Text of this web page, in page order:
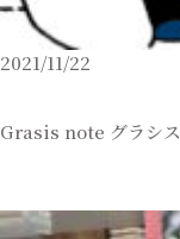
2021/11/22
Grasis note グラシス